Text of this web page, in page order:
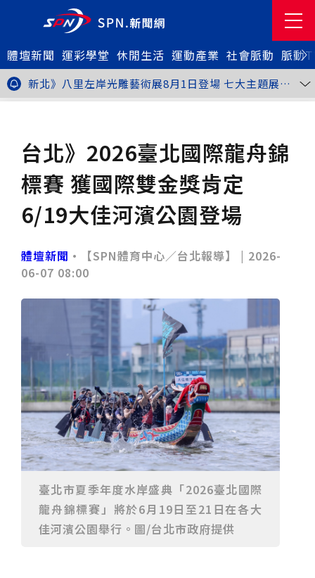
體壇新聞 運彩學堂 休閒生活 運動產業 社會脈動 脈動
金牌搖籃驚傳「球荒」！江啟臣偕運彩公會挺萬和國
中，捐贈 1800 顆羽球助小將 4 月全中運奪金
台中》15分鐘的診療，13年的堅持！ 中山醫大牙醫系
跨海義診13年
新北》八里左岸光雕藝術展8月1日登場 七大主題展區
打造夏夜光影盛宴
台中》中聯油脂案釀全民恐慌 議員張芬郁質詢轟食安稽
適圈」祕笈
台中》食安風暴擴大 中彰投苗縣市長參選人提「食安聯
防治理平台」等3主張
台中》中山醫大攜手新創登陸亞洲生技展 發表「微奈米
眼用鏡片」等13項臨床研發技術
高雄》啟用近30年迎來外觀與結構重塑 高雄旗津輪渡
站改造完工啟用
縮短藥效等待期！中山附醫引進速效抗憂鬱鼻噴劑 24
小時內見效、助重症患者重返社會
台北》首創水資源循環教育園區 民生水資再生廠環教館
正式啟用
專題人物》我不是會長，是歐巴桑！」穆閩珠自掏腰包
30年守護帕運選手
台中》甜點烘焙成憂鬱症處方箋！25歲「準醫學生」靠
台中》中捷聯名VTuber活動告捷 首5日運量增24%周
邊營收破250萬
台中》看好綠美圖 大巨蛋商機！星享道攜手萬豪 打造
23名、全台醫學大學第3名
桃園市籌備115年全民運動會 體育局：預計9月前完成
重要前置作業
2026年金星最佳觀賞期將至 週五日落後仰角達全年最
台中》中山醫大響應「30+大學計畫」 推出餐飲經營與
高齡照護學分專班
三星伴月聯手金星近鬼宿星團 端午連假西方低空上演天
台中》端午節前勞累驚覺單側無力 攤商「亞急性腦出
血」醫籲三徵兆速就醫
台中》跨越萬里深耕20年 中山附醫協助吐瓦魯建置首
套急診檢傷系統
世足》姆巴佩梅開二度破隊史紀錄 法國3比1擊敗塞內
加爾奪世界盃開門紅
搶攻端午連假人潮 臺北天文館推銀河特展與免費劇場搶
客
台中》萬豐國小奪少棒全國冠軍 赴美參賽盼各界正視
500萬經費缺口
蕭美琴視察帛琉Malakal島開發計畫 盼深化台帛水產與
醫療合作
婦人眼角冒水皰確診帶狀皰疹 臺中醫院跨科即時診治化
解失明與腦炎危機
參山處「梨山原民歌舞與工藝體驗」6月登場 結合永續
觀光推深度部落旅遊
台中》中央挹注逾8成！蔡其昌爭取4980萬 翻新清水五
權路道路與人行步道
智慧科技解救護士的腿！中山醫大與仁寶攜手「送藥機
器人」月省醫護120公里步程
台北》污水廠變身都市綠洲！內湖運動公園全新戲水區
盛大開放 智慧預約環教體驗
嘉義》搶攻端午親子商機！嘉義縣推「沉浸式角色扮
台北》2026臺北國際龍舟錦
標賽 獲國際雙金獎肯定
6/19大佳河濱公園登場
體壇新聞 •【SPN體育中心／台北報導】 | 2026-
06-07 08:00
臺北市夏季年度水岸盛典「2026臺北國際
龍舟錦標賽」將於6月19日至21日在各大
佳河濱公園舉行。圖/台北市政府提供